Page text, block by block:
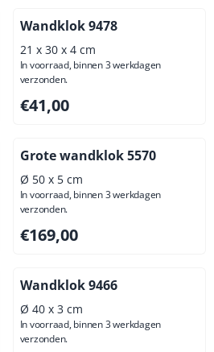
Wandklok 9478
21 x 30 x 4 cm
In voorraad, binnen 3 werkdagen
verzonden.
Prijs: 41,00, exclusief btw: 33,88
€41,00
Grote wandklok 5570
Ø 50 x 5 cm
In voorraad, binnen 3 werkdagen
verzonden.
Prijs: 169,00, exclusief btw: 139,67
€169,00
Wandklok 9466
Ø 40 x 3 cm
In voorraad, binnen 3 werkdagen
verzonden.